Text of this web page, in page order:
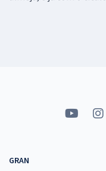
GRAN